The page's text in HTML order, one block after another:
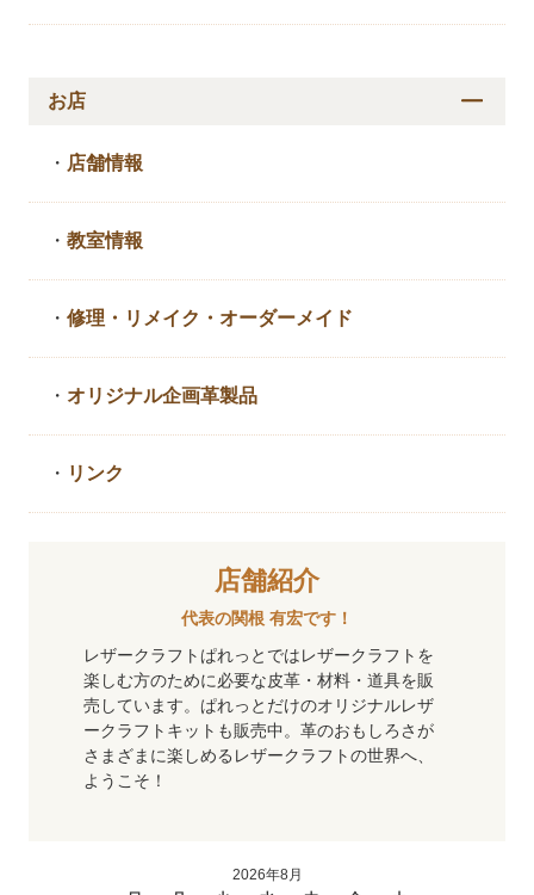
お店
・ 店舗情報
・教室情報
・修理・リメイク・ オーダーメイド
・ オリジナル企画革製品
・ リンク
店舗紹介
代表の関根 有宏です！
レザークラフトぱれっとではレザークラフトを
楽しむ方のために必要な皮革・材料・道具を販
売しています。ぱれっとだけのオリジナルレザ
ークラフトキットも販売中。革のおもしろさが
さまざまに楽しめるレザークラフトの世界へ、
ようこそ！
2026年8月